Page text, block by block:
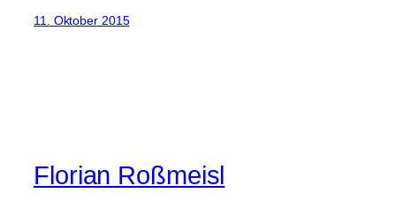
11. Oktober 2015
Florian Roßmeisl